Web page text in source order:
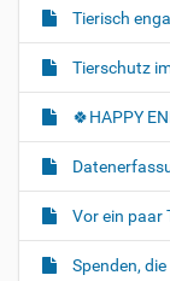
Tierisch
Tierschutz
🍀HAPPY
Vor ein
Spenden,